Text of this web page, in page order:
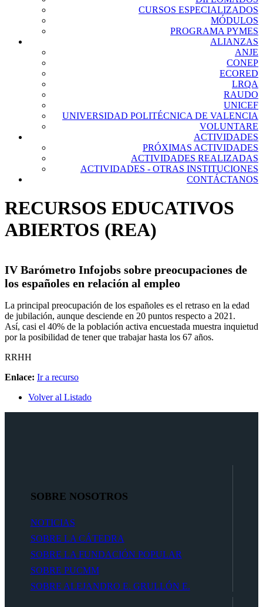
CURSOS ESPECIALIZADOS
MÓDULOS
PROGRAMA PYMES
ALIANZAS
ANJE
CONEP
ECORED
LRQA
RAUDO
UNICEF
UNIVERSIDAD POLITÉCNICA DE VALENCIA
VOLUNTARE
ACTIVIDADES
PRÓXIMAS ACTIVIDADES
ACTIVIDADES REALIZADAS
ACTIVIDADES - OTRAS INSTITUCIONES
CONTÁCTANOS
RECURSOS EDUCATIVOS
ABIERTOS (REA)
IV Barómetro Infojobs sobre preocupaciones de
los españoles en relación al empleo
La principal preocupación de los españoles es el retraso en la edad
de jubilación, aunque desciende en 20 puntos respecto a 2021.
Así, casi el 40% de la población activa encuestada muestra inquietud
por la posibilidad de tener que trabajar hasta los 67 años.
RRHH
Enlace: Ir a recurso
Volver al Listado
SOBRE NOSOTROS
NOTICIAS
SOBRE LA CÁTEDRA
SOBRE LA FUNDACIÓN POPULAR
SOBRE PUCMM
SOBRE ALEJANDRO E. GRULLÓN E.